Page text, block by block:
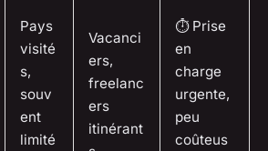
Pays
visité
s,
souv
ent
limité
Vacanci
ers,
freelanc
ers
itinérant
⏱ Prise
en
charge
urgente,
peu
coûteus